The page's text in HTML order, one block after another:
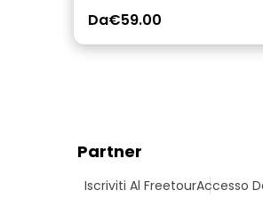
Da€59.00
Partner
Iscriviti Al FreetourAccesso